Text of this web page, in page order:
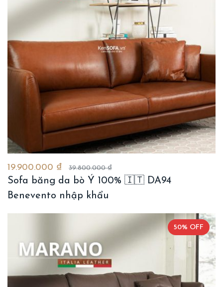
19.900.000 ₫ 39.800.000 ₫
Sofa băng da bò Ý 100% 🇮🇹 DA94
Benevento nhập khẩu
50% OFF